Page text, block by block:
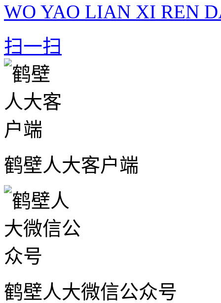
WO YAO LIAN XI REN
扫一扫
鹤壁人大客户端
鹤壁人大微信公众号